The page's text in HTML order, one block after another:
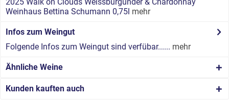
Weinhaus Bettina Schumann 0,75l mehr
Infos zum Weingut
Folgende Infos zum Weingut sind verfübar...... mehr
Ähnliche Weine
Kunden kauften auch